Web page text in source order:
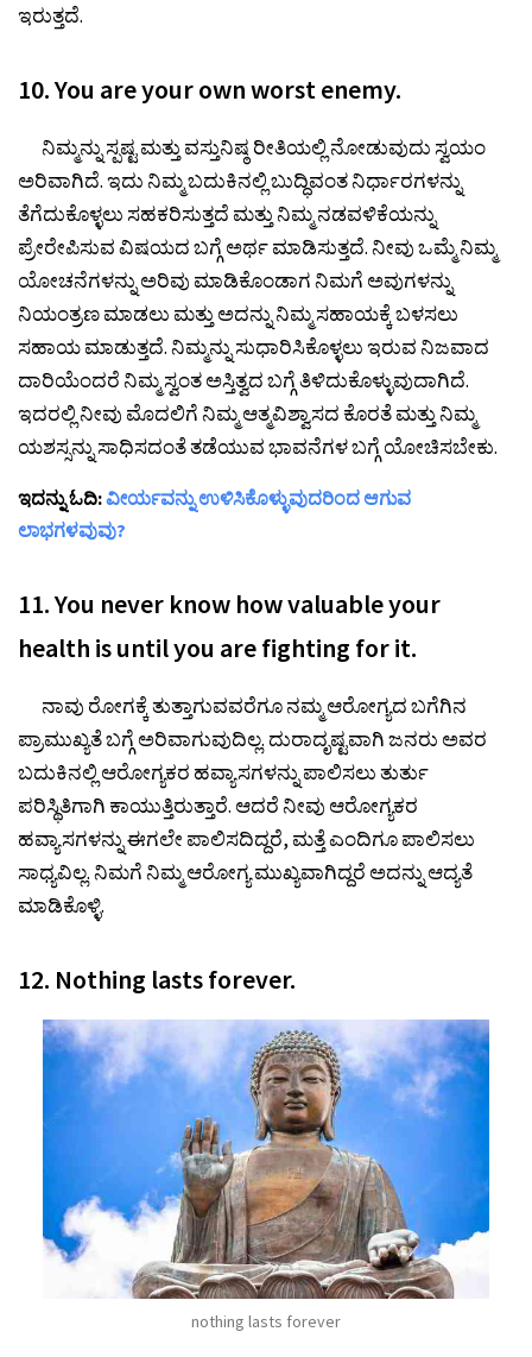
ಇರುತ್ತದೆ.
10. You are your own worst enemy.
ನಿಮ್ಮನ್ನು ಸ್ಪಷ್ಟ ಮತ್ತು ವಸ್ತುನಿಷ್ಠ ರೀತಿಯಲ್ಲಿ ನೋಡುವುದು ಸ್ವಯಂ
ಅರಿವಾಗಿದೆ. ಇದು ನಿಮ್ಮ ಬದುಕಿನಲ್ಲಿ ಬುದ್ಧಿವಂತ ನಿರ್ಧಾರಗಳನ್ನು
ತೆಗೆದುಕೊಳ್ಳಲು ಸಹಕರಿಸುತ್ತದೆ ಮತ್ತು ನಿಮ್ಮ ನಡವಳಿಕೆಯನ್ನು
ಪ್ರೇರೇಪಿಸುವ ವಿಷಯದ ಬಗ್ಗೆ ಅರ್ಥ ಮಾಡಿಸುತ್ತದೆ. ನೀವು ಒಮ್ಮೆ ನಿಮ್ಮ
ಯೋಚನೆಗಳನ್ನು ಅರಿವು ಮಾಡಿಕೊಂಡಾಗ ನಿಮಗೆ ಅವುಗಳನ್ನು
ನಿಯಂತ್ರಣ ಮಾಡಲು ಮತ್ತು ಅದನ್ನು ನಿಮ್ಮ ಸಹಾಯಕ್ಕೆ ಬಳಸಲು
ಸಹಾಯ ಮಾಡುತ್ತದೆ. ನಿಮ್ಮನ್ನು ಸುಧಾರಿಸಿಕೊಳ್ಳಲು ಇರುವ ನಿಜವಾದ
ದಾರಿಯೆಂದರೆ ನಿಮ್ಮ ಸ್ವಂತ ಅಸ್ತಿತ್ವದ ಬಗ್ಗೆ ತಿಳಿದುಕೊಳ್ಳುವುದಾಗಿದೆ.
ಇದರಲ್ಲಿ ನೀವು ಮೊದಲಿಗೆ ನಿಮ್ಮ ಆತ್ಮವಿಶ್ವಾಸದ ಕೊರತೆ ಮತ್ತು ನಿಮ್ಮ
ಯಶಸ್ಸನ್ನು ಸಾಧಿಸದಂತೆ ತಡೆಯುವ ಭಾವನೆಗಳ ಬಗ್ಗೆ ಯೋಚಿಸಬೇಕು.
ಇದನ್ನು ಓದಿ:ವೀರ್ಯವನ್ನು ಉಳಿಸಿಕೊಳ್ಳುವುದರಿಂದ ಆಗುವ
ಲಾಭಗಳವುವು?
11. You never know how valuable your
health is until you are fighting for it.
ನಾವು ರೋಗಕ್ಕೆ ತುತ್ತಾಗುವವರೆಗೂ ನಮ್ಮ ಆರೋಗ್ಯದ ಬಗೆಗಿನ
ಪ್ರಾಮುಖ್ಯತೆ ಬಗ್ಗೆ ಅರಿವಾಗುವುದಿಲ್ಲ. ದುರಾದೃಷ್ಟವಾಗಿ ಜನರು ಅವರ
ಬದುಕಿನಲ್ಲಿ ಆರೋಗ್ಯಕರ ಹವ್ಯಾಸಗಳನ್ನು ಪಾಲಿಸಲು ತುರ್ತು
ಪರಿಸ್ಥಿತಿಗಾಗಿ ಕಾಯುತ್ತಿರುತ್ತಾರೆ. ಆದರೆ ನೀವು ಆರೋಗ್ಯಕರ
ಹವ್ಯಾಸಗಳನ್ನು ಈಗಲೇ ಪಾಲಿಸದಿದ್ದರೆ, ಮತ್ತೆ ಎಂದಿಗೂ ಪಾಲಿಸಲು
ಸಾಧ್ಯವಿಲ್ಲ. ನಿಮಗೆ ನಿಮ್ಮ ಆರೋಗ್ಯ ಮುಖ್ಯವಾಗಿದ್ದರೆ ಅದನ್ನು ಆದ್ಯತೆ
ಮಾಡಿಕೊಳ್ಳಿ.
12. Nothing lasts forever.
nothing lasts forever